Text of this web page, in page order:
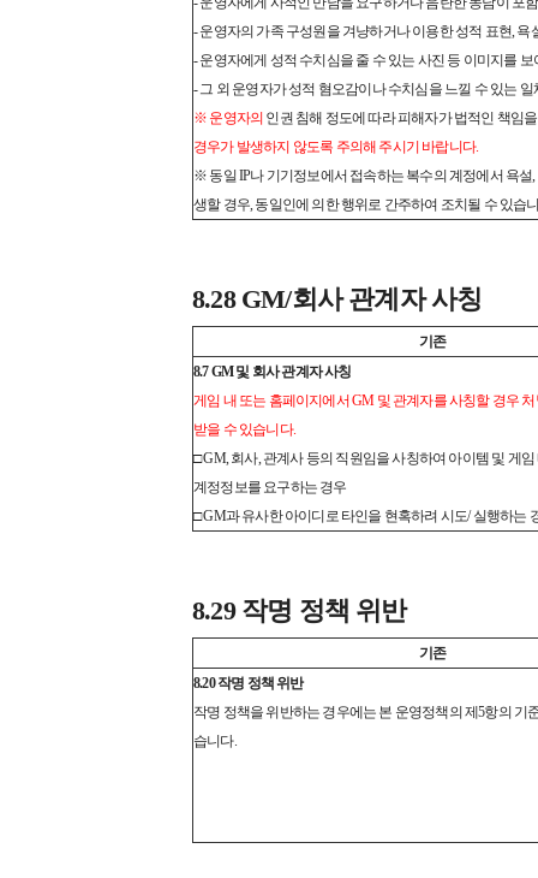
- 운영자의 가족 구성원을 겨냥하거나 이용한 성적 표현, 욕
- 운영자에게 성적 수치심을 줄 수 있는 사진 등 이미지를 보
- 그 외 운영자가 성적 혐오감이나 수치심을 느낄 수 있는 일
※ 운영자의 인권 침해 정도에 따라 피해자가 법적인 책임
경우가 발생하지 않도록 주의해 주시기 바랍니다.
※ 동일 IP나 기기정보에서 접속하는 복수의 계정에서 욕설
생할 경우, 동일인에 의한 행위로 간주하여 조치될 수 있습
8.28 GM/회사 관계자 사칭
기존
8.7 GM 및 회사 관계자 사칭
게임 내 또는 홈페이지에서 GM 및 관계자를 사칭할 경우
받을 수 있습니다.
□ GM, 회사, 관계사 등의 직원임을 사칭하여 아이템 및 게
계정정보를 요구하는 경우
□ GM과 유사한 아이디로 타인을 현혹하려 시도/ 실행하는
8.29 작명 정책 위반
기존
8.20 작명 정책 위반
작명 정책을 위반하는 경우에는 본 운영정책의 제5항의 기
습니다.